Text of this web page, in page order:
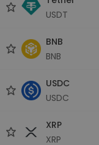
USDT
BNB
BNB
USDC
USDC
XRP
XRP